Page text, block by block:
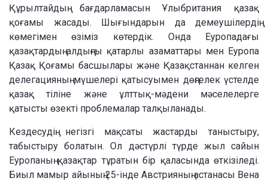
Құрылтайдың бағдарламасын Ұлыбритания қазақ
қоғамы жасады. Шығындарын да демеушілердің
көмегімен өзіміз көтердік. Онда Еуропадағы
қазақтардың алдыңғы қатарлы азаматтары мен Еуропа
Қазақ Қоғамы басшылары және Қазақстаннан келген
делегацияның мүшелері қатысуымен дөңгелек үстелде
қазақ тіліне және ұлттық-мәдени мәселелерге
қатысты өзекті проблемалар талқыланады.
Кездесудің негізгі мақсаты жастарды таныстыру,
табыстыру болатын. Ол дәстүрлі түрде жыл сайын
Еуропаның қазақтар тұратын бір қаласында өткізіледі.
Биыл мамыр айының 25-інде Австрияның астанасы Вена